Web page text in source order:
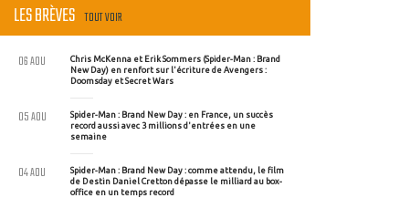
LES BRÈVES TOUT VOIR
Chris McKenna et Erik Sommers (Spider-Man : Brand
New Day) en renfort sur l'écriture de Avengers :
Doomsday et Secret Wars
06 AOU
Spider-Man : Brand New Day : en France, un succès
record aussi avec 3 millions d'entrées en une
semaine
05 AOU
Spider-Man : Brand New Day : comme attendu, le film
de Destin Daniel Cretton dépasse le milliard au box-
office en un temps record
04 AOU